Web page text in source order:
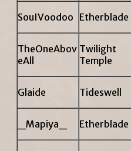
SouIVoodoo Etherblade
TheOneAbov
eAll
Twilight
Temple
Glaide Tideswell
_Mapiya_ Etherblade